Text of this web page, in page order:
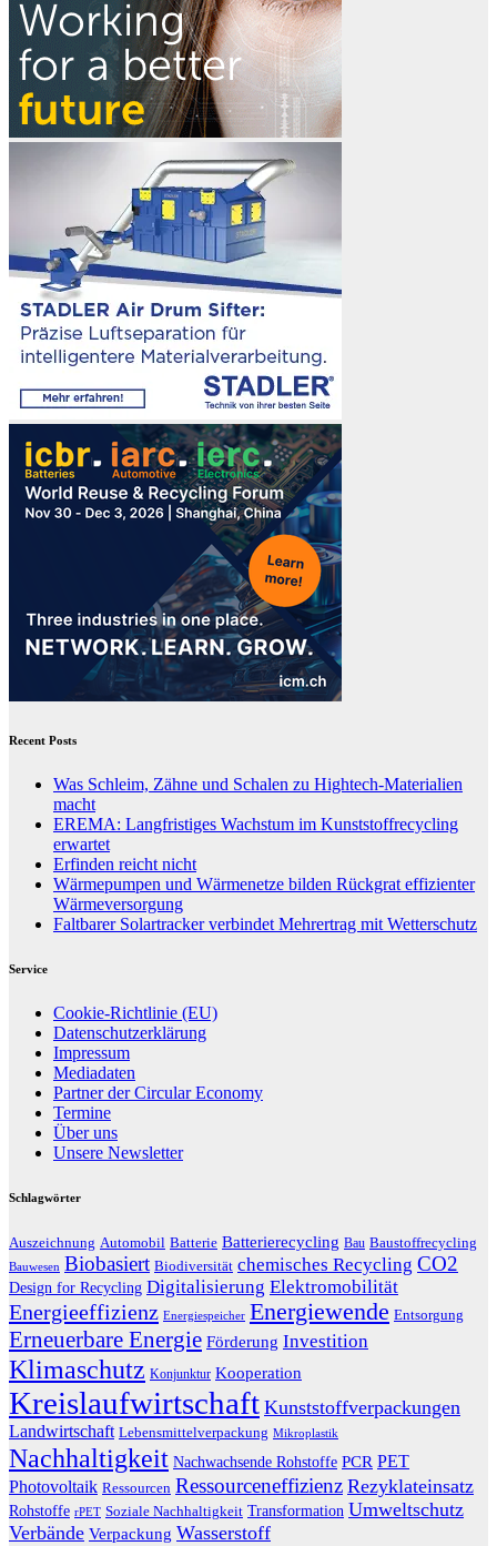
Recent Posts
Was Schleim, Zähne und Schalen zu Hightech-Materialien
macht
EREMA: Langfristiges Wachstum im Kunststoffrecycling
erwartet
Erfinden reicht nicht
Wärmepumpen und Wärmenetze bilden Rückgrat effizienter
Wärmeversorgung
Faltbarer Solartracker verbindet Mehrertrag mit Wetterschutz
Service
Cookie-Richtlinie (EU)
Datenschutzerklärung
Impressum
Mediadaten
Partner der Circular Economy
Termine
Über uns
Unsere Newsletter
Schlagwörter
Auszeichnung Automobil Batterie Batterierecycling Bau Baustoffrecycling
Bauwesen Biobasiert Biodiversität chemisches Recycling CO2
Design for Recycling Digitalisierung Elektromobilität
Energieeffizienz Energiespeicher Energiewende Entsorgung
Erneuerbare Energie Förderung Investition
Klimaschutz Konjunktur Kooperation
Kreislaufwirtschaft Kunststoffverpackungen
Landwirtschaft Lebensmittelverpackung Mikroplastik
Nachhaltigkeit Nachwachsende Rohstoffe PCR PET
Photovoltaik Ressourcen Ressourceneffizienz Rezyklateinsatz
Rohstoffe rPET Soziale Nachhaltigkeit Transformation Umweltschutz
Verbände Verpackung Wasserstoff